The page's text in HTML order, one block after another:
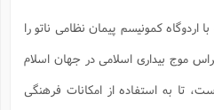
کمونیسم پیمان نظامی ناتو را
در آغاز قرن 21 از هراس موج بیداری اسلامی در جهان اسلام
تا به استفاده از امکانات فرهنگی